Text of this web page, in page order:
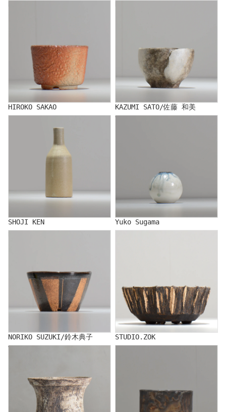
HIROKO SAKAO
KAZUMI SATO/佐藤 和美
SHOJI KEN
Yuko Sugama
Yuko Sugama
NORIKO SUZUKI/鈴木典子
STUDIO.ZOK
TERRACE COTTA/照鉢